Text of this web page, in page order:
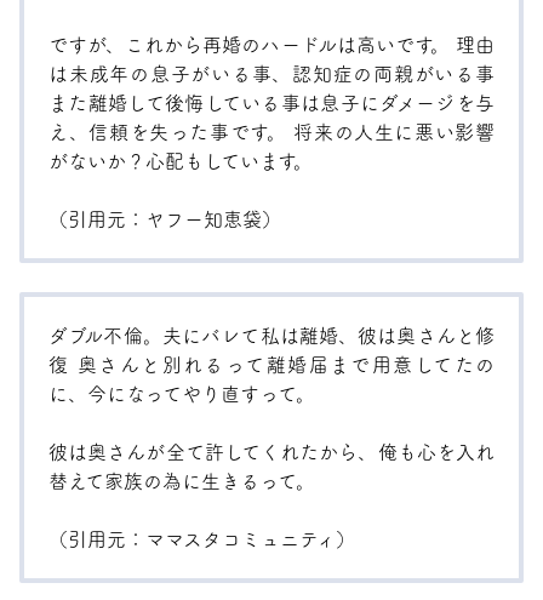
ですが、これから再婚のハードルは高いです。 理由
は未成年の息子がいる事、認知症の両親がいる事
また離婚して後悔している事は息子にダメージを与
え、信頼を失った事です。 将来の人生に悪い影響
がないか？心配もしています。
（引用元： ヤフー知恵袋）
ダブル不倫。夫にバレて私は離婚、彼は奥さんと修
復 奥さんと別れるって離婚届まで用意してたの
に、今になってやり直すって。
彼は奥さんが全て許してくれたから、俺も心を入れ
替えて家族の為に生きるって。
（引用元： ママスタコミュニティ ）